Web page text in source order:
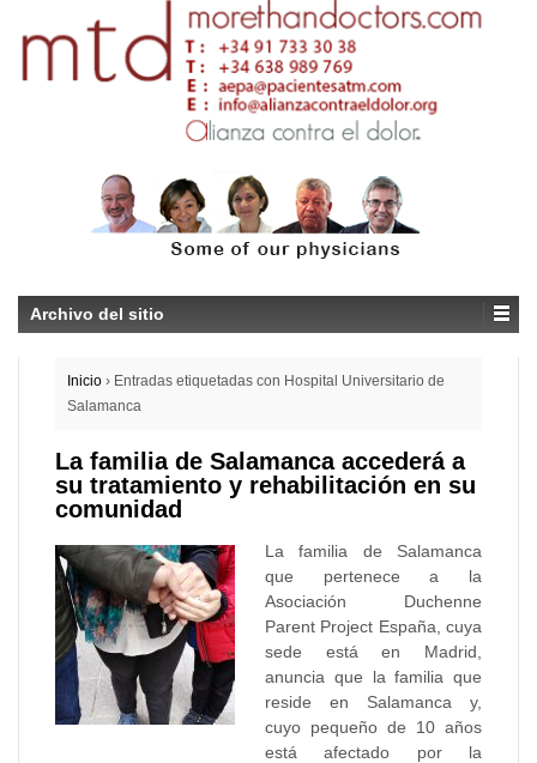
Archivo del sitio
Inicio › Entradas etiquetadas con Hospital Universitario de
Salamanca
La familia de Salamanca accederá a
su tratamiento y rehabilitación en su
comunidad
La familia de Salamanca
que pertenece a la
Asociación Duchenne
Parent Project España, cuya
sede está en Madrid,
anuncia que la familia que
reside en Salamanca y,
cuyo pequeño de 10 años
está afectado por la